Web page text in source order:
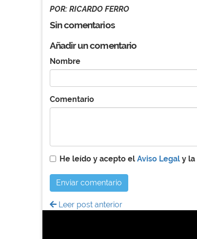
POR: RICARDO FERRO
Sin comentarios
Añadir un comentario
Nombre
Comentario
He leído y acepto el Aviso Legal y la
Enviar comentario
Leer post anterior